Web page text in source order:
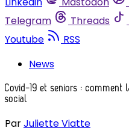
Telegram
Threads
Youtube
RSS
News
Covid-19 et seniors : comment
social
ParJuliette Viatte